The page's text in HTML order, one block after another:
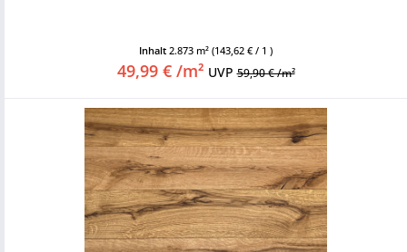
Inhalt 2.873 m² (143,62 € / 1 )
49,99 € /m² UVP59,90 € /m²